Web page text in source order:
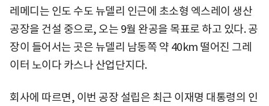
레메디는 인도 수도 뉴델리 인근에 초소형 엑스레이 생산
공장을 건설 중으로, 오는 9월 완공을 목표로 하고 있다. 공
장이 들어서는 곳은 뉴델리 남동쪽 약 40km 떨어진 그레
이터 노이다 카스나 산업단지다.
회사에 따르면, 이번 공장 설립은 최근 이재명 대통령의 인